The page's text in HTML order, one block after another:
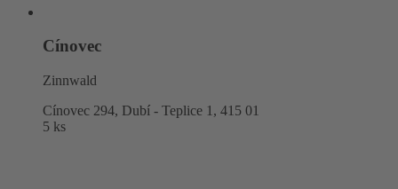
Cínovec
Zinnwald
Cínovec 294, Dubí - Teplice 1, 415 01
5 ks